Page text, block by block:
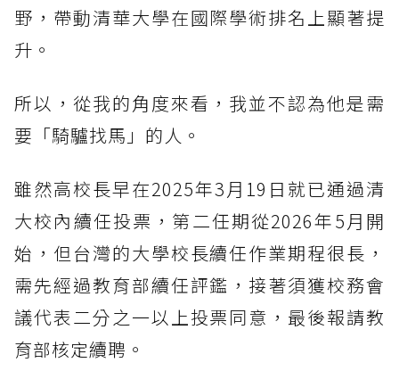
野，帶動清華大學在國際學術排名上顯著提
升。
所以，從我的角度來看，我並不認為他是需
要「騎驢找馬」的人。
雖然高校長早在2025年3月19日就已通過清
大校內續任投票，第二任期從2026年5月開
始，但台灣的大學校長續任作業期程很長，
需先經過教育部續任評鑑，接著須獲校務會
議代表二分之一以上投票同意，最後報請教
育部核定續聘。